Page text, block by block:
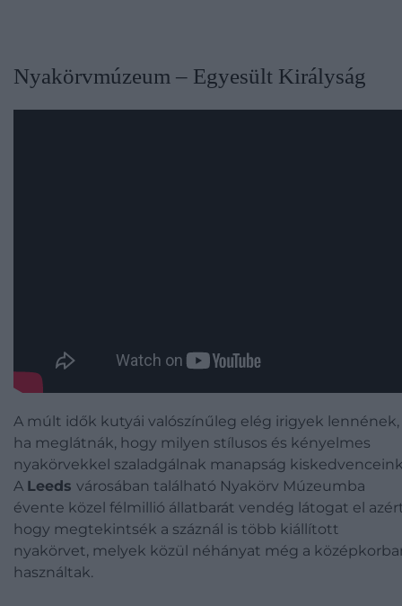
​Nyakörvmúzeum – Egyesült Királyság
A múlt idők kutyái valószínűleg elég irigyek lennének,
ha meglátnák, hogy milyen stílusos és kényelmes
nyakörvekkel szaladgálnak manapság
A Leeds városában található Nyakörv Múzeumba
évente közel félmillió állatbarát vendég látogat el
hogy megtekintsék a száznál is több kiállított
nyakörvet, melyek közül néhányat még a
használtak.